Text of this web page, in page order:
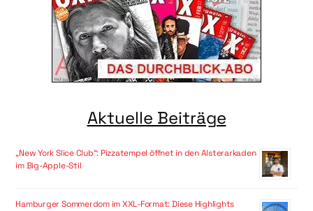
Aktuelle Beiträge
„New York Slice Club“: Pizzatempel öffnet in den Alsterarkaden
im Big-Apple-Stil
Hamburger Sommerdom im XXL-Format: Diese Highlights